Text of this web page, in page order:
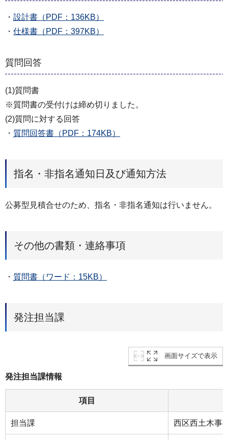
・ 設計書（PDF：136KB）
・ 仕様書（PDF：397KB）
質問回答
(1)質問書
※質問書の受付けは締め切りました。
(2)質問に対する回答
・ 質問回答書（PDF：174KB）
指名・非指名通知日及び通知方法
公募型見積合せのため、指名・非指名通知は行いません。
その他の書類・連絡事項
・ 質問書（ワード：15KB）
発注担当課
画面サイズで表示
発注担当課情報
項目
担当課 ⻄区⻄⼟⽊事